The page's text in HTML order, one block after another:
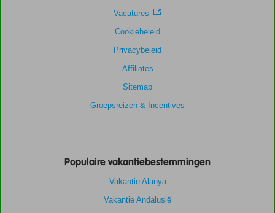
Kindvriendelijk
-
Vacatures
Cookiebeleid
Privacybeleid
Affiliates
Sitemap
Groepsreizen & Incentives
Populaire vakantiebestemmingen
Vakantie Alanya
Vakantie Andalusië